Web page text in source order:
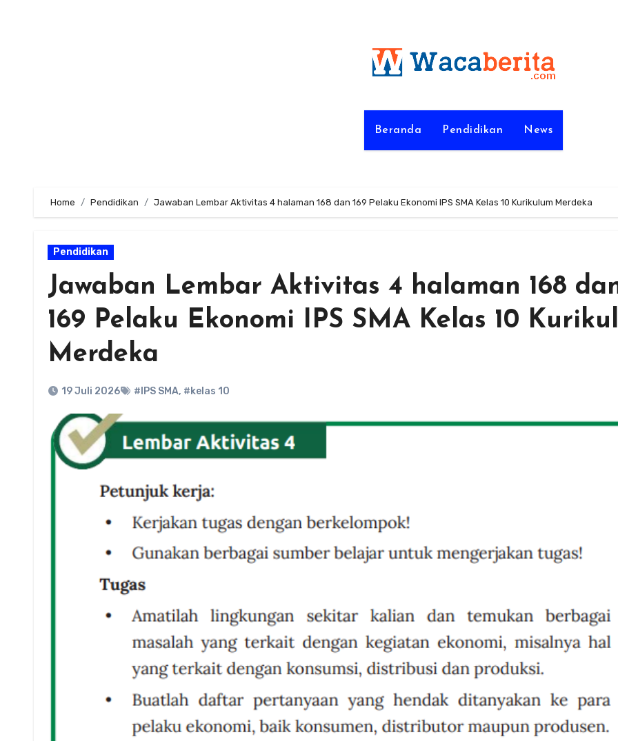
Beranda Pendidikan News
Home Pendidikan Jawaban Lembar Aktivitas 4 halaman 168 dan 169 Pelaku Ekonomi IPS SMA Kelas 10 Kurikulum Merdeka
Pendidikan
Jawaban Lembar Aktivitas 4 halaman 168
169 Pelaku Ekonomi IPS SMA Kelas 10
Merdeka
19 Juli 2026 #IPS SMA, #kelas 10